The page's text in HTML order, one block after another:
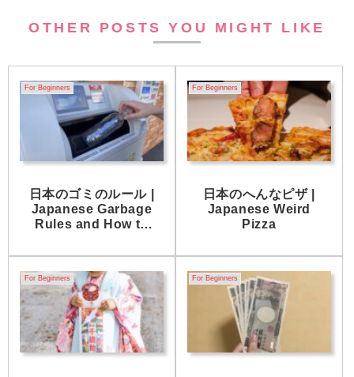
OTHER POSTS YOU MIGHT LIKE
For Beginners
日本のゴミのルール |
Japanese Garbage
Rules and How to
For Beginners
日本のへんなピザ |
Japanese Weird
Pizza
For Beginners For Beginners